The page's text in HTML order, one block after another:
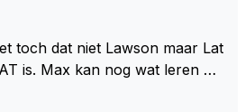
niets, dus wat dat betreft h
😂.toch dat niet Lawson maar Lat
is. Max kan nog wat leren va